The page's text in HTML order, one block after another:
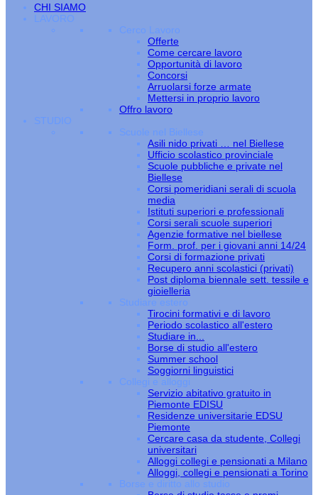
CHI SIAMO
LAVORO
Cerco Lavoro
Offerte
Come cercare lavoro
Opportunità di lavoro
Concorsi
Arruolarsi forze armate
Mettersi in proprio lavoro
Offro lavoro
STUDIO
Scuole nel Biellese
Asili nido privati … nel Biellese
Ufficio scolastico provinciale
Scuole pubbliche e private nel
Biellese
Corsi pomeridiani serali di scuola
media
Istituti superiori e professionali
Corsi serali scuole superiori
Agenzie formative nel biellese
Form. prof. per i giovani anni 14/24
Corsi di formazione privati
Recupero anni scolastici (privati)
Post diploma biennale sett. tessile e
gioielleria
Studiare estero
Tirocini formativi e di lavoro
Periodo scolastico all'estero
Studiare in...
Borse di studio all'estero
Summer school
Soggiorni linguistici
Collegi e alloggi
Servizio abitativo gratuito in
Piemonte EDISU
Residenze universitarie EDSU
Piemonte
Cercare casa da studente, Collegi
universitari
Alloggi collegi e pensionati a Milano
Alloggi, collegi e pensionati a Torino
Borse e diritto allo studio